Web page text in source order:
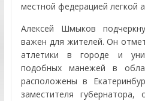
местной федерацией легкой
Алексей Шмыков
важен для жителей. Он
атлетики в городе и
подобных манежей в
расположены в
заместителя